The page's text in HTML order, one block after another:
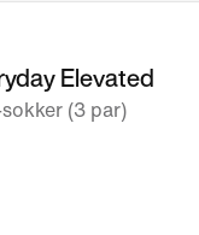
Elevated
(3 par)